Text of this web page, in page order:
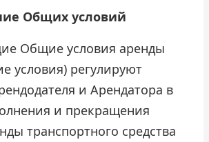
Общих условий
Общие условия аренды
условия) регулируют
и Арендатора в
и прекращения
транспортного средства